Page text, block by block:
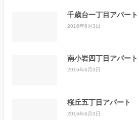
千歳台一丁目アパート
2016年6月3日
南小岩四丁目アパート
2016年6月3日
桜丘五丁目アパート
2016年6月3日